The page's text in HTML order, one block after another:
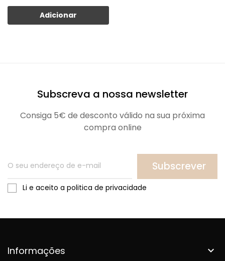
Adicionar
Subscreva a nossa newsletter
Consiga 5€ de desconto válido na sua próxima
compra online
Subscrever
Li e aceito a politica de privacidade
Informações 